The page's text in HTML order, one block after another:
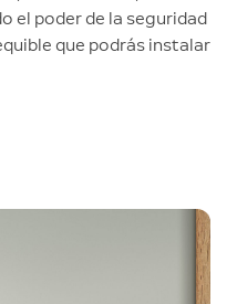
el poder de la seguridad
que podrás instalar